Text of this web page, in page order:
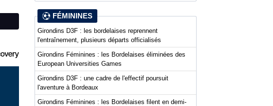
FÉMININES
Girondins D3F : les bordelaises reprennent
l'entraînement, plusieurs départs officialisés
Girondins Féminines : les Bordelaises éliminées des
European Universities Games
Girondins D3F : une cadre de l'effectif poursuit
l'aventure à Bordeaux
Girondins Féminines : les Bordelaises filent en demi-